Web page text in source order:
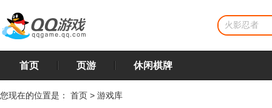
首页 页游 休闲棋牌
您现在的位置是： 首页 > 游戏库